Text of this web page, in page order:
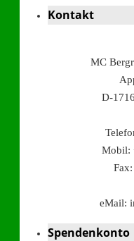
Kontakt
MC
D-
Mobil:
eMail:
Spendenkonto